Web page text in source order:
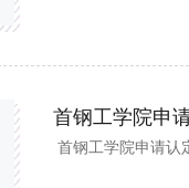
首钢工学院申
首钢工学院申请认